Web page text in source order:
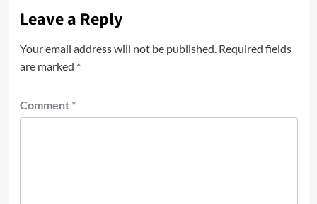
Leave a Reply
Your email address will not be published. Required fields
are marked *
Comment *